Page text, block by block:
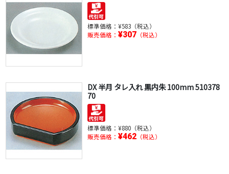
標準価格： ¥583（税込）
販売価格： ¥307（税込）
DX 半月 タレ入れ 黒内朱 100mm 510378
70
標準価格： ¥880（税込）
販売価格： ¥462（税込）